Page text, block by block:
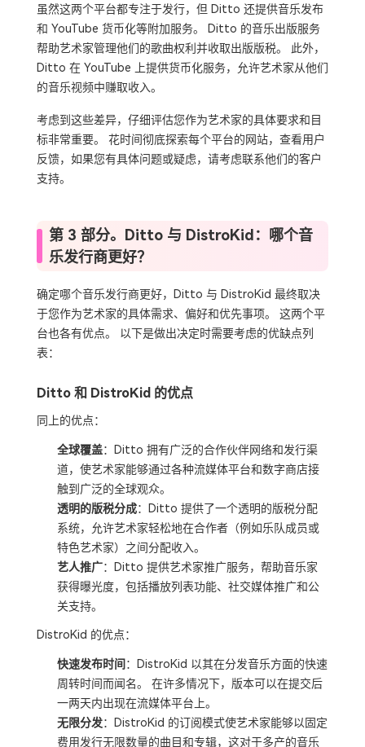
虽然这两个平台都专注于发行，但 Ditto 还提供音乐发布
和 YouTube 货币化等附加服务。 Ditto 的音乐出版服务
帮助艺术家管理他们的歌曲权利并收取出版版税。 此外，
Ditto 在 YouTube 上提供货币化服务，允许艺术家从他们
的音乐视频中赚取收入。
考虑到这些差异，仔细评估您作为艺术家的具体要求和目
标非常重要。 花时间彻底探索每个平台的网站，查看用户
反馈，如果您有具体问题或疑虑，请考虑联系他们的客户
支持。
第 3 部分。Ditto 与 DistroKid：哪个音
乐发行商更好？
确定哪个音乐发行商更好，Ditto 与 DistroKid 最终取决
于您作为艺术家的具体需求、偏好和优先事项。 这两个平
台也各有优点。 以下是做出决定时需要考虑的优缺点列
表：
Ditto 和 DistroKid 的优点
同上的优点：
全球覆盖：Ditto 拥有广泛的合作伙伴网络和发行渠
道，使艺术家能够通过各种流媒体平台和数字商店接
触到广泛的全球观众。
透明的版税分成：Ditto 提供了一个透明的版税分配
系统，允许艺术家轻松地在合作者（例如乐队成员或
特色艺术家）之间分配收入。
艺人推广：Ditto 提供艺术家推广服务，帮助音乐家
获得曝光度，包括播放列表功能、社交媒体推广和公
关支持。
DistroKid 的优点：
快速发布时间 ：DistroKid 以其在分发音乐方面的快速
周转时间而闻名。 在许多情况下，版本可以在提交后
一两天内出现在流媒体平台上。
无限分发：DistroKid 的订阅模式使艺术家能够以固定
费用发行无限数量的曲目和专辑，这对于多产的音乐